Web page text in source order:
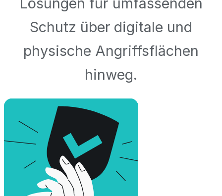
Schutz über digitale und
physische Angriffsflächen
hinweg.